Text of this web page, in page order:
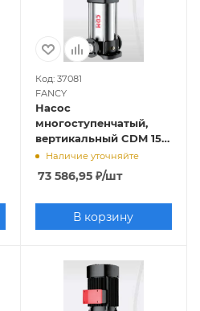
Код: 37081
FANCY
Насос
многоступенчатый,
вертикальный CDM 15-
4 (4кВт, 380В, 15м3/ч,
47м), FANCY
Наличие уточняйте
73 586,95₽/шт
В корзину